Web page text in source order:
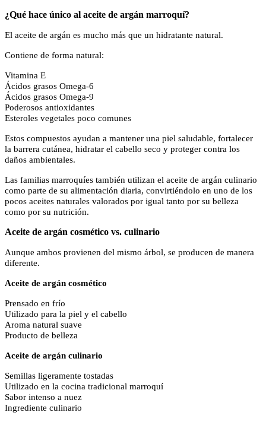
¿Qué hace único al aceite de argán marroquí?
El aceite de argán es mucho más que un hidratante natural.
Contiene de forma natural:
Vitamina E
Ácidos grasos Omega-6
Ácidos grasos Omega-9
Poderosos antioxidantes
Esteroles vegetales poco comunes
Estos compuestos ayudan a mantener una piel saludable, fortalecer
la barrera cutánea, hidratar el cabello seco y proteger contra los
daños ambientales.
Las familias marroquíes también utilizan el aceite de argán culinario
como parte de su alimentación diaria, convirtiéndolo en uno de los
pocos aceites naturales valorados por igual tanto por su belleza
como por su nutrición.
Aceite de argán cosmético vs. culinario
Aunque ambos provienen del mismo árbol, se producen de manera
diferente.
Aceite de argán cosmético
Prensado en frío
Utilizado para la piel y el cabello
Aroma natural suave
Producto de belleza
Aceite de argán culinario
Semillas ligeramente tostadas
Utilizado en la cocina tradicional marroquí
Sabor intenso a nuez
Ingrediente culinario